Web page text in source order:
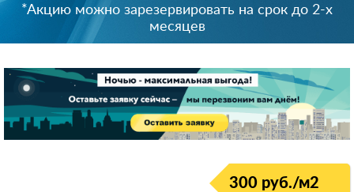
890366***24
8 (926) 64*-43-65
+7 (920) 824-**-*4
8 (916) 740-**-*1
898522***68
Скрыть
*Акцию можно зарезервировать на срок до 2-х
месяцев
300 руб./м2